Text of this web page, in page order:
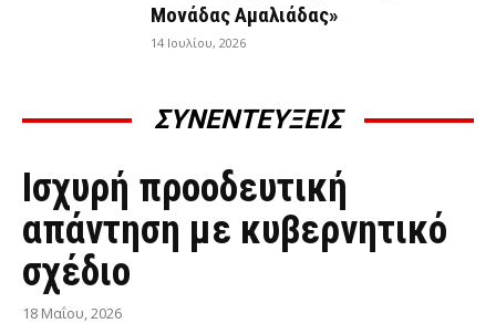
Μονάδας Αμαλιάδας»
14 Ιουλίου, 2026
ΣΥΝΕΝΤΕΥΞΕΙΣ
ΣΥΝΕΝΤΕΎΞΕΙΣ
Ισχυρή προοδευτική
απάντηση με κυβερνητικό
σχέδιο
18 Μαΐου, 2026